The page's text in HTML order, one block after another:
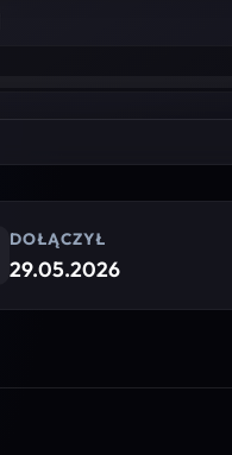
DOŁĄCZYŁ
29.05.2026